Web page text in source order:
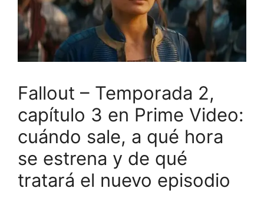
Fallout – Temporada 2,
capítulo 3 en Prime Video:
cuándo sale, a qué hora
se estrena y de qué
tratará el nuevo episodio